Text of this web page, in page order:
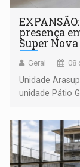
presença
Super
Geral 08
Unidade
unidade Pátio